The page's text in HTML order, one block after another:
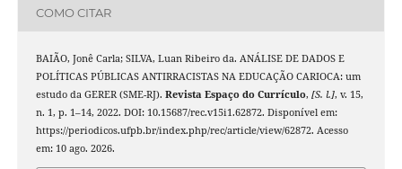
COMO CITAR
BAIÃO, Jonê Carla; SILVA, Luan Ribeiro da. ANÁLISE DE DADOS E
POLÍTICAS PÚBLICAS ANTIRRACISTAS NA EDUCAÇÃO CARIOCA: um
estudo da GERER (SME-RJ). Revista Espaço do Currículo, [S. l.], v. 15,
n. 1, p. 1–14, 2022. DOI: 10.15687/rec.v15i1.62872. Disponível em:
https://periodicos.ufpb.br/index.php/rec/article/view/62872. Acesso
em: 10 ago. 2026.